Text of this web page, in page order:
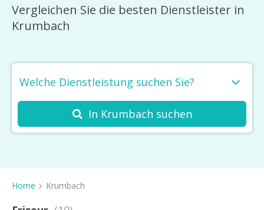
Vergleichen Sie die besten Dienstleister in
Krumbach
Welche Dienstleistung suchen Sie?
Friseur
Spa
Massage
In Krumbach suchen
Home Krumbach